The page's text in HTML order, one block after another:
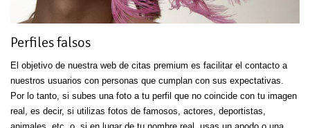
Perfiles falsos
El objetivo de nuestra web de citas premium es facilitar el contacto a
nuestros usuarios con personas que cumplan con sus expectativas.
Por lo tanto, si subes una foto a tu perfil que no coincide con tu imagen
real, es decir, si utilizas fotos de famosos, actores, deportistas,